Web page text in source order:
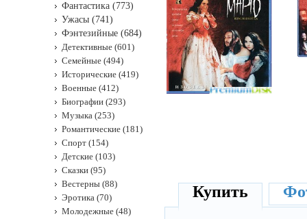
Купить
Фантастика (773)
Ужасы (741)
Фэнтезийные (684)
Детективные (601)
Семейные (494)
Исторические (419)
Военные (412)
Биографии (293)
Музыка (253)
Романтические (181)
Спорт (154)
Детские (103)
Сказки (95)
Вестерны (88)
Эротика (70)
Молодежные (48)